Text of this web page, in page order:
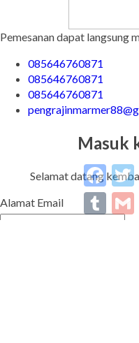
Tumblr
Pemesanan dapat langsung
085646760871
085646760871
085646760871
Masuk
Selamat datang